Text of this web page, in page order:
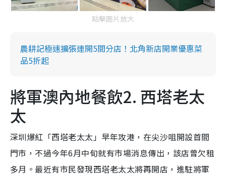
點擊圖片放大
農耕記極速擴張連開5間分店！北角新店開業優惠菜
品5折起
將軍澳內地餐飲2. 西塔老太
太
深圳爆紅「西塔老太太」早年攻港，在尖沙咀開設首間
門市，不過今年6月中旬就有市場消息傳出，該店曾欠租
多月。最近有市民發現西塔老太太將再開店，進駐將軍